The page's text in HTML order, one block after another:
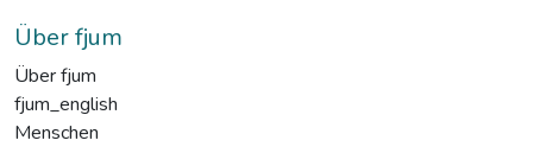
Über fjum
Über fjum
fjum_english
Menschen